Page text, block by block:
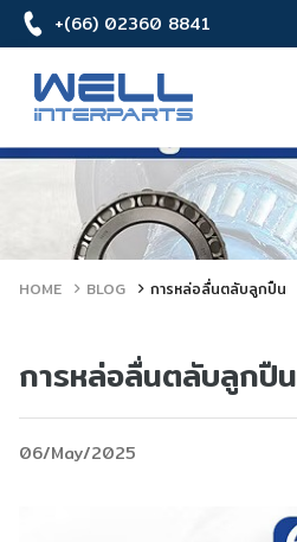
+(66) 02360 8841
HOME BLOG การหล่อลื่นตลับลูกปืน
การหล่อลื่นตลับลูกปืน
06/May/2025